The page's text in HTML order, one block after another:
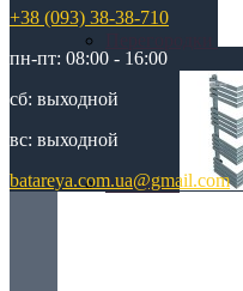
Угловые
+38 (093) 38-38-710
пн-пт: 08:00 - 16:00
сб: выходной
вс: выходной
batareya.com.ua@gmail.com